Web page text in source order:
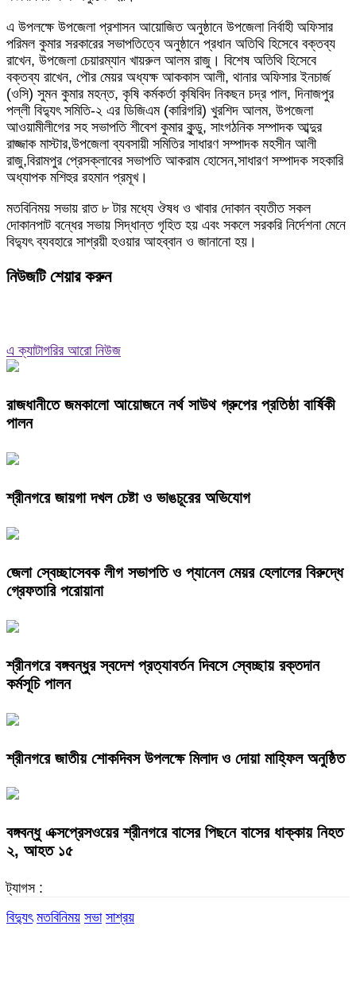
এ উপলক্ষে উপজেলা প্রশাসন আয়োজিত অনুষ্ঠানে উপজেলা নির্বাহী অফিসার
পরিমল কুমার সরকারের সভাপতিত্বে অনুষ্ঠানে প্রধান অতিথি হিসেবে বক্তব্য
রাখেন, উপজেলা চেয়ারম্যান খায়রুল আলম রাজু। বিশেষ অতিথি হিসেবে
বক্তব্য রাখেন, পৌর মেয়র অধ্যক্ষ আককাস আলী, থানার অফিসার ইনচার্জ
(ওসি) সুমন কুমার মহন্ত, কৃষি কর্মকর্তা কৃষিবিদ নিকছন চদ্র পাল, দিনাজপুর
পল্লী বিদ্যুৎ সমিতি-২ এর ডিজিএম (কারিগরি) খুরশিদ আলম, উপজেলা
আওয়ামীলীগের সহ সভাপতি শীবেশ কুমার কুন্ডু, সাংগঠনিক সম্পাদক আব্দুর
রাজ্জাক মাস্টার,উপজেলা ব্যবসায়ী সমিতির সাধারণ সম্পাদক মহসীন আলী
রাজু,বিরামপুর প্রেসক্লাবের সভাপতি আকরাম হোসেন,সাধারণ সম্পাদক সহকারি
অধ্যাপক মশিহুর রহমান প্রমূখ।
মতবিনিময় সভায় রাত ৮ টার মধ্যে ঔষধ ও খাবার দোকান ব্যতীত সকল
দোকানপাট বন্ধের সভায় সিদ্ধান্ত গৃহিত হয় এবং সকলে সরকরি নির্দেশনা মেনে
বিদ্যুৎ ব্যবহারে সাশ্রয়ী হওয়ার আহব্বান ও জানানো হয়।
নিউজটি শেয়ার করুন
এ ক্যাটাগরির আরো নিউজ
রাজধানীতে জমকালো আয়োজনে নর্থ সাউথ গ্রুপের প্রতিষ্ঠা বার্ষিকী
পালন
শ্রীনগরে জায়গা দখল চেষ্টা ও ভাঙচূরের অভিযোগ
জেলা স্বেচ্ছাসেবক লীগ সভাপতি ও প্যানেল মেয়র হেলালের বিরুদ্ধে
গ্রেফতারি পরোয়ানা
শ্রীনগরে বঙ্গবন্ধুর স্বদেশ প্রত্যাবর্তন দিবসে স্বেচ্ছায় রক্তদান
কর্মসূচি পালন
শ্রীনগরে জাতীয় শোকদিবস উপলক্ষে মিলাদ ও দোয়া মাহ্ফিল অনুষ্ঠিত
বঙ্গবন্ধু এক্সপ্রেসওয়ের শ্রীনগরে বাসের পিছনে বাসের ধাক্কায় নিহত
২, আহত ১৫
ট্যাগস :
বিদ্যুৎ মতবিনিময় সভা সাশ্রয়